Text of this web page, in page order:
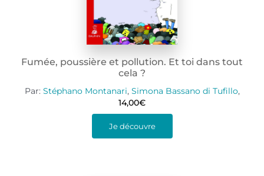
Fumée, poussière et pollution. Et toi dans tout
cela ?
Par: Stéphano Montanari, Simona Bassano di Tufillo,
14,00€
Je découvre